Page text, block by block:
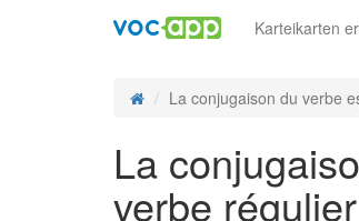
Karteikarten
La conjugaison du verbe
La
verbe régulier